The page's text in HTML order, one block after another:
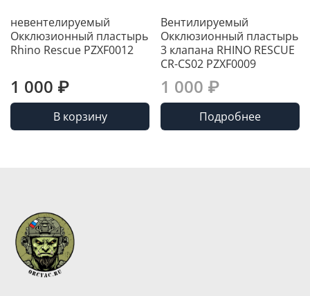
невентелируемый
Окклюзионный пластырь
Rhino Rescue PZXF0012
1 000 ₽
В корзину
Вентилируемый
Окклюзионный пластырь
3 клапана RHINO RESCUE
CR-CS02 PZXF0009
1 000 ₽
Подробнее